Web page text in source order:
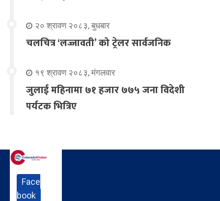
२० श्रावण २०८३, बुधबार
चलचित्र ‘लज्जावती’ को ट्रेलर सार्वजनिक
१९ श्रावण २०८३, मंगलवार
जुलाई महिनामा ७१ हजार ७७५ जना विदेशी
पर्यटक भित्रिए
Face
book